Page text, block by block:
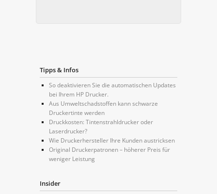
Tipps & Infos
So deaktivieren Sie die automatischen Updates
bei Ihrem HP Drucker.
Aus Umweltschadstoffen kann schwarze
Druckertinte werden
Druckkosten: Tintenstrahldrucker oder
Laserdrucker?
Wie Druckerhersteller Ihre Kunden austricksen
Original Druckerpatronen – höherer Preis für
weniger Leistung
Insider